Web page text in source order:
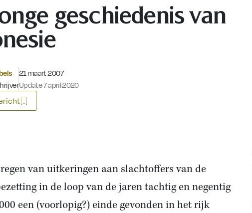
geschiedenis van
Gepubliceerd op:
21 maart 2007
Update 7 april 2020
van uitkeringen aan slachtoffers van de
in de loop van de jaren tachtig en negentig
een (voorlopig?) einde gevonden in het rijk